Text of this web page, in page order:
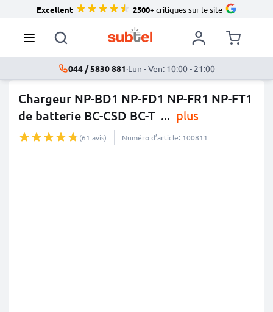
Excellent 2500+critiques sur le site
044 / 5830 881·Lun - Ven: 10:00 - 21:00
Chargeur NP-BD1 NP-FD1 NP-FR1 NP-FT1
de batterie BC-CSD BC-T ... plus
(61 avis) Numéro d’article: 100811